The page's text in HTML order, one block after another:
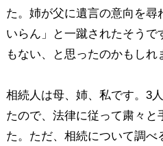
た。姉が父に遺言の意向を尋
いらん」と一蹴されたそう
もない、と思ったのかもしれ
相続人は母、姉、私です。3
たので、法律に従って粛々と
た。ただ、相続について調